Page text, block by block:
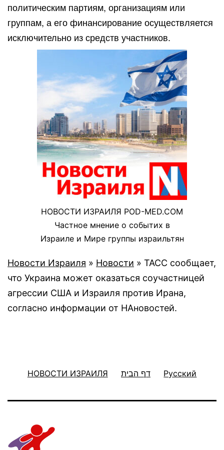
политическим партиям, организациям или
группам, а его финансирование осуществляется
исключительно из средств участников.
НОВОСТИ ИЗРАИЛЯ POD-MED.COM
Частное мнение о событих в
Израиле и Мире группы израильтян
Новости Израиля » Новости » ТАСС сообщает,
что Украина может оказаться соучастницей
агрессии США и Израиля против Ирана,
согласно информации от НАновостей.
НОВОСТИ ИЗРАИЛЯ דף הבית Русский